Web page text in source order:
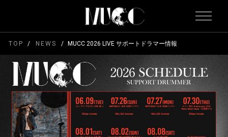
TOP NEWS MUCC 2026 LIVE サポートドラマー情報